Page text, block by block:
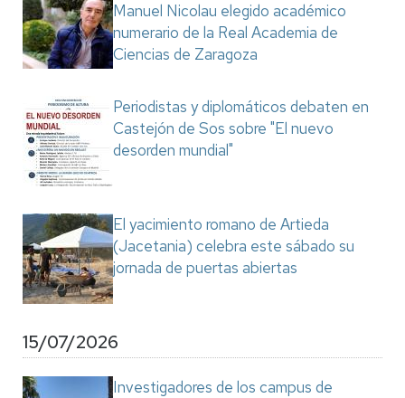
Manuel Nicolau elegido académico
numerario de la Real Academia de
Ciencias de Zaragoza
Periodistas y diplomáticos debaten en
Castejón de Sos sobre "El nuevo
desorden mundial"
El yacimiento romano de Artieda
(Jacetania) celebra este sábado su
jornada de puertas abiertas
15/07/2026
Investigadores de los campus de